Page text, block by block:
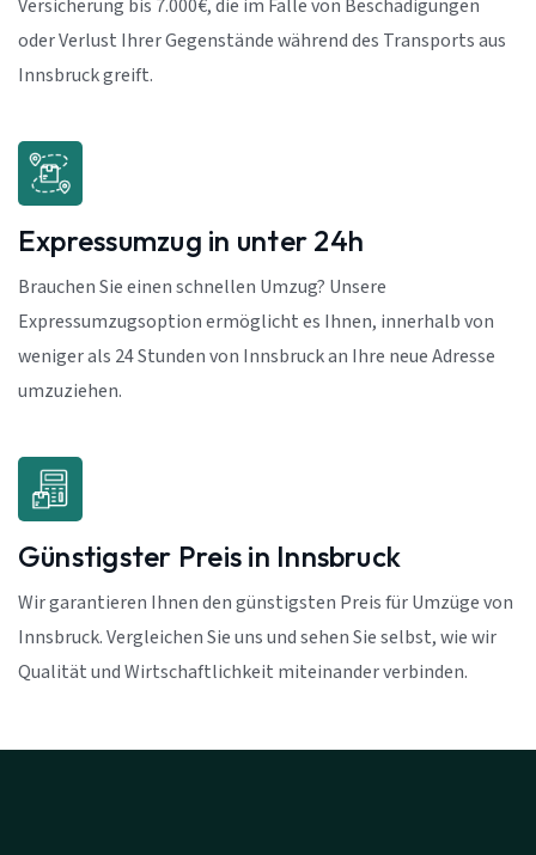
Versicherung bis 7.000€, die im Falle von Beschädigungen
oder Verlust Ihrer Gegenstände während des Transports aus
Innsbruck greift.
Expressumzug in unter 24h
Brauchen Sie einen schnellen Umzug? Unsere
Expressumzugsoption ermöglicht es Ihnen, innerhalb von
weniger als 24 Stunden von Innsbruck an Ihre neue Adresse
umzuziehen.
Günstigster Preis in Innsbruck
Wir garantieren Ihnen den günstigsten Preis für Umzüge von
Innsbruck. Vergleichen Sie uns und sehen Sie selbst, wie wir
Qualität und Wirtschaftlichkeit miteinander verbinden.